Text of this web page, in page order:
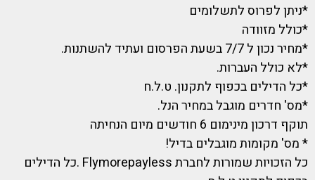
*ניתן לפרוס לתשלומים
*כולל מזוודה
*מחיר נכון ל 7/7 בשעת הפרסום ועתיד להשתנות.
*לא כולל העברות.
*כל הדילים בכפוף לתקנון. ט.ל.ח
*מס' חדרים מוגבל במחיר הנל.
תוקף דרכון מינימום 6 חודשים מיום הנחיתה
* מס' מקומות מוגבלים בדיל!
כל הזכויות שמורות לחברת Flymorepayless .כל הדילים